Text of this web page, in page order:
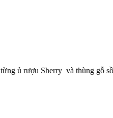
ủ rượu Sherry và thùng gỗ